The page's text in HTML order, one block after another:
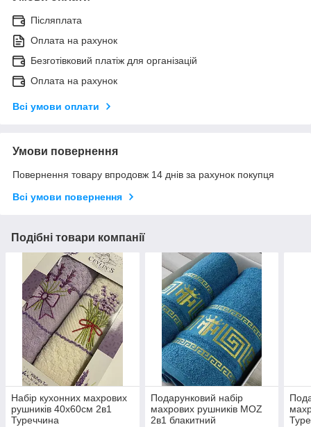
Післяплата
Оплата на рахунок
Безготівковий платіж для організацій
Оплата на рахунок
Всі умови оплати
Умови повернення
Повернення товару впродовж 14 днів за рахунок покупця
Всі умови повернення
Подібні товари компанії
Набір кухонних махрових
рушників 40х60см 2в1
Туреччина
Подарунковий набір
махрових рушників MOZ
2в1 блакитний